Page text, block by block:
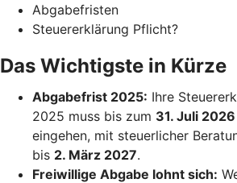
Abgabefristen
Steuererklärung Pflicht?
Das Wichtigste in Kürze
Abgabefrist 2025: Ihre
2025 muss bis zum 31. Juli 2026
eingehen, mit steuerlicher
bis 2. März 2027.
Freiwillige Abgabe lohnt sich: